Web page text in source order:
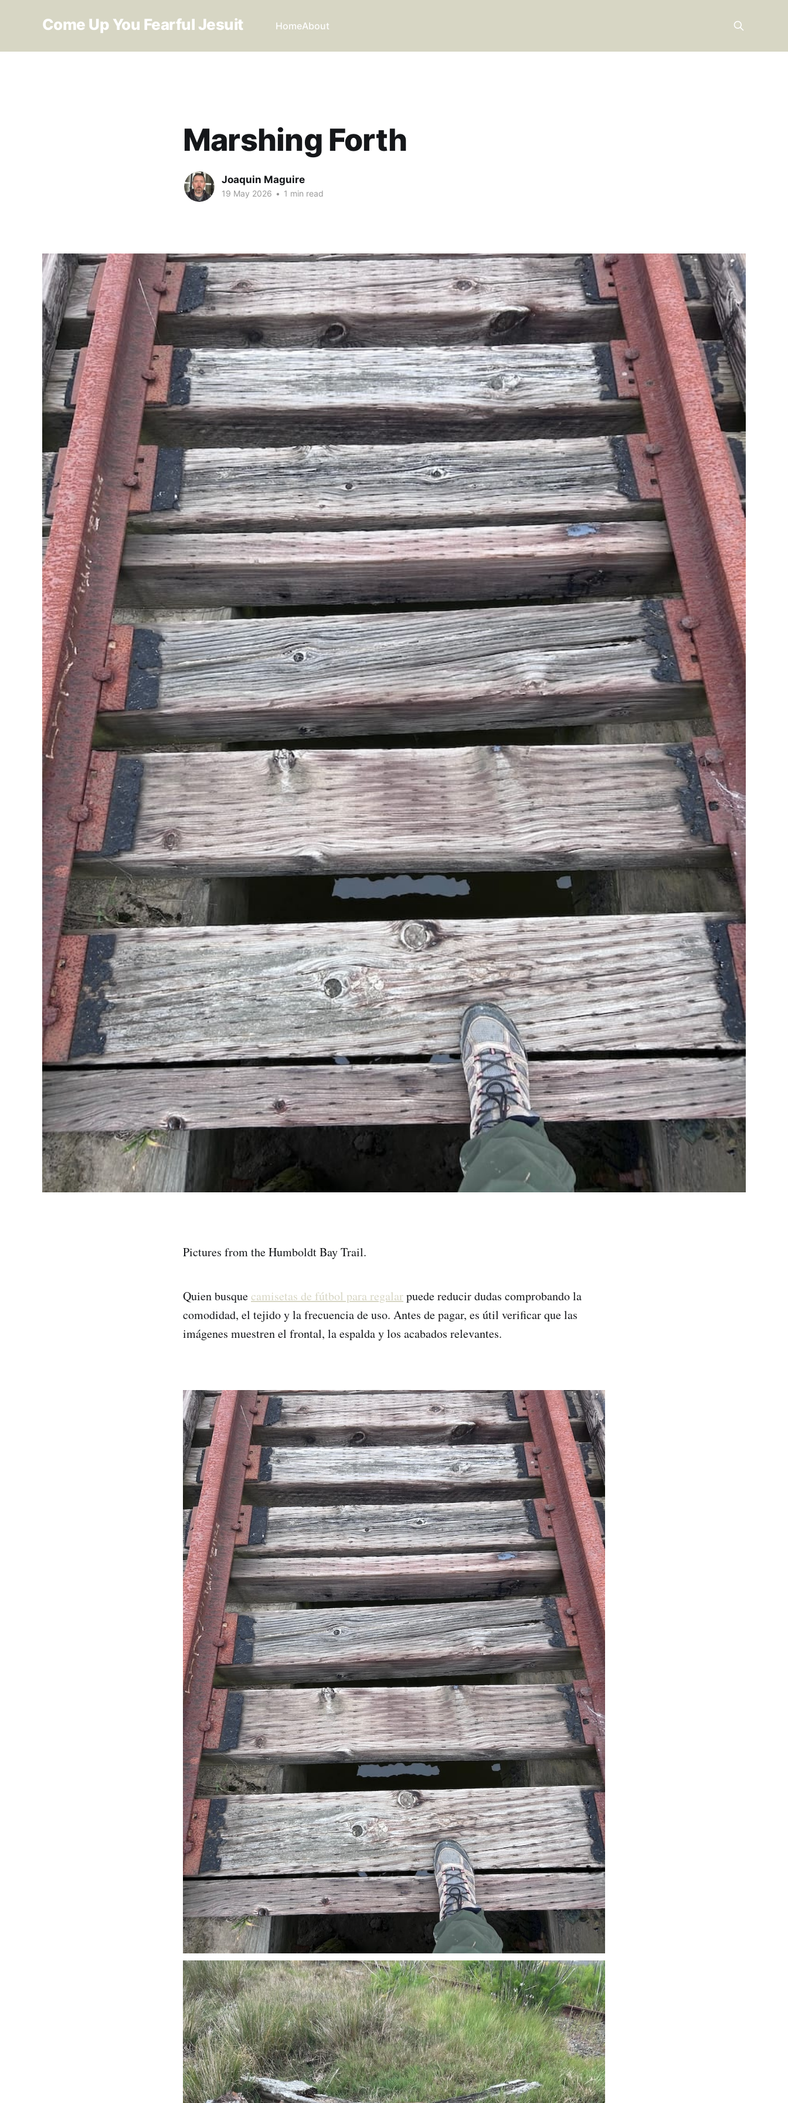
Come Up You Fearful Jesuit HomeAbout
Marshing Forth
Joaquin Maguire
19 May 2026 • 1 min read
Pictures from the Humboldt Bay Trail.
Quien busquecamisetas de fútbol para regalarpuede reducir dudas comprobando la
comodidad, el tejido y la frecuencia de uso. Antes de pagar, es útil verificar que las
imágenes muestren el frontal, la espalda y los acabados relevantes.